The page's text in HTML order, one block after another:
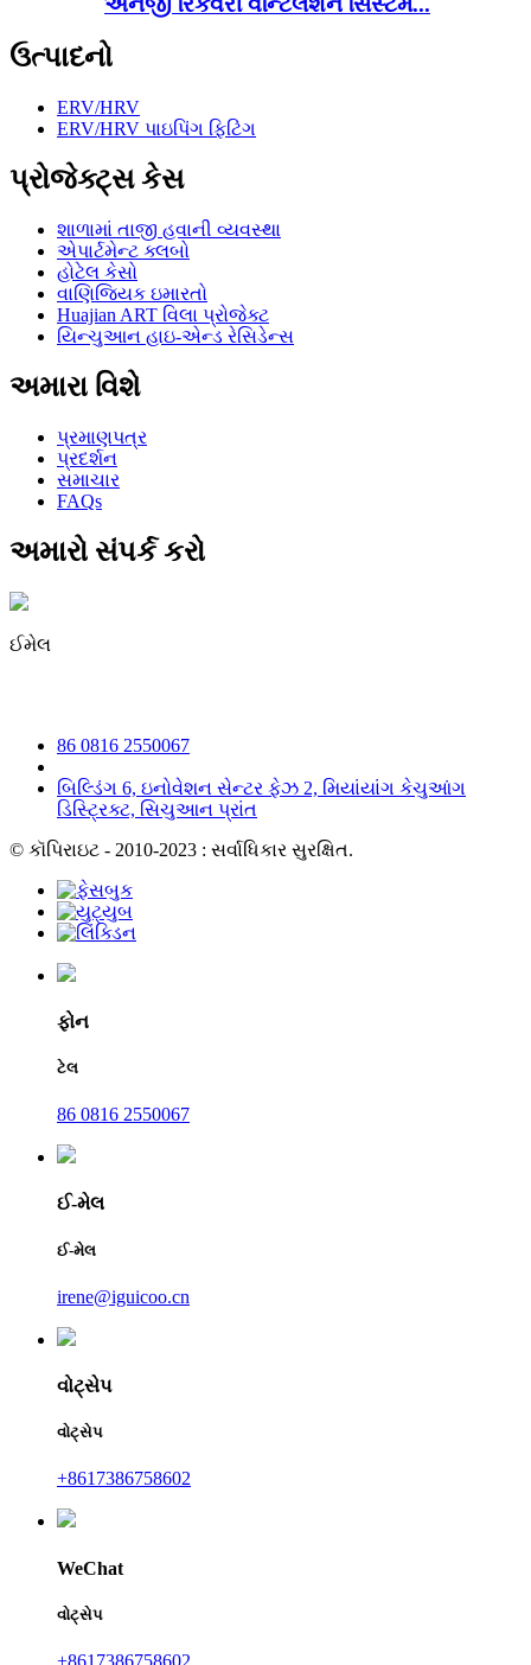
ઉત્પાદનો
ERV/HRV
ERV/HRV પાઇપિંગ ફિટિંગ
પ્રોજેક્ટ્સ કેસ
શાળામાં તાજી હવાની વ્યવસ્થા
એપાર્ટમેન્ટ ક્લબો
હોટેલ કેસો
વાણિજ્યિક ઇમારતો
Huajian ART વિલા પ્રોજેક્ટ
યિન્ચુઆન હાઇ-એન્ડ રેસિડેન્સ
અમારા વિશે
પ્રમાણપત્ર
પ્રદર્શન
સમાચાર
FAQs
અમારો સંપર્ક કરો
ઈમેલ
86 0816 2550067
બિલ્ડિંગ 6, ઇનોવેશન સેન્ટર ફેઝ 2, મિયાંયાંગ કેચુઆંગ
ડિસ્ટ્રિક્ટ, સિચુઆન પ્રાંત
© કૉપિરાઇટ - 2010-2023 : સર્વાધિકાર સુરક્ષિત.
ફોન
ટેલ
86 0816 2550067
ઈ-મેલ
ઈ-મેલ
irene@iguicoo.cn
વોટ્સેપ
વોટ્સેપ
+8617386758602
WeChat
વોટ્સેપ
+8617386758602